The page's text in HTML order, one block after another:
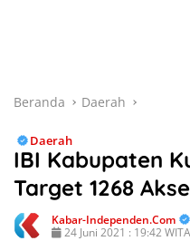
Beranda Daerah
Daerah
IBI Kabupaten
Target 1268
Kabar-Independen.com
24 Juni 2021 : 19:42